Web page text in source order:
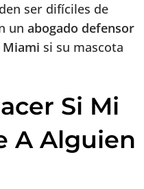
ser difíciles de
un abogado defensor
si su mascota
Si Mi
A Alguien